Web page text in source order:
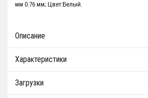
мм 0.76 мм; Цвет:Белый.
Описание
Характеристики
Загрузки